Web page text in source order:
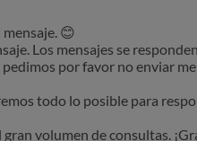
😊
Los mensajes se
por favor no enviar
todo lo posible para
volumen de consultas.